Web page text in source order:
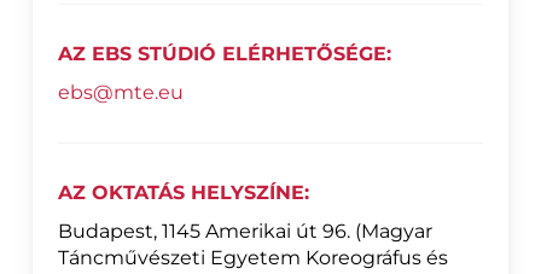
AZ EBS STÚDIÓ ELÉRHETŐSÉGE:
ebs@mte.eu
AZ OKTATÁS HELYSZÍNE:
Budapest, 1145 Amerikai út 96. (Magyar
Táncművészeti Egyetem Koreográfus és